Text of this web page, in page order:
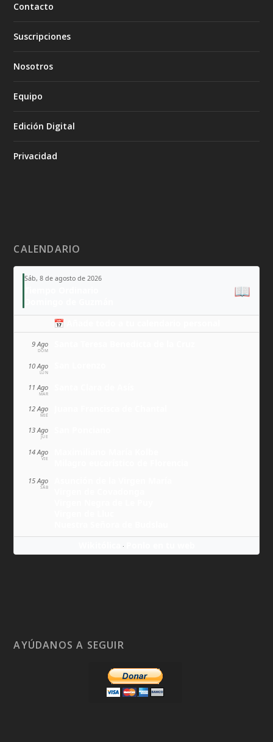
Contacto
Suscripciones
Nosotros
Equipo
Edición Digital
Privacidad
CALENDARIO
Sáb, 8 de agosto de 2026
📖
📅 Añade todo a tu calendario personal
9 Ago
DOM
10 Ago
LUN
11 Ago
MAR
12 Ago
MIÉ
13 Ago
JUE
14 Ago
VIE
15 Ago
SÁB
·
AYÚDANOS A SEGUIR